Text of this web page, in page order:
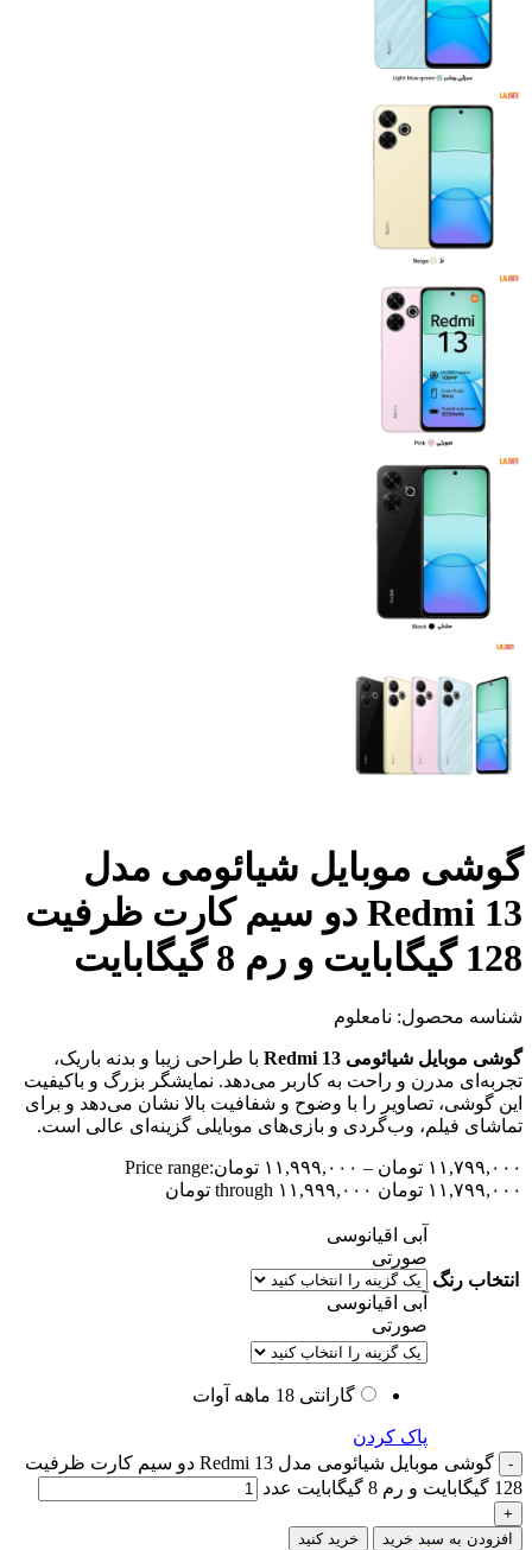
گوشی موبایل شیائومی مدل
Redmi 13 دو سیم کارت ظرفیت
128 گیگابایت و رم 8 گیگابایت
شناسه محصول: نامعلوم
گوشی موبایل شیائومی Redmi 13
با طراحی زیبا و بدنه باریک،
تجربه‌ای مدرن و راحت به کاربر می‌دهد. نمایشگر بزرگ و باکیفیت
این گوشی، تصاویر را با وضوح و شفافیت بالا نشان می‌دهد و برای
تماشای فیلم، وب‌گردی و بازی‌های موبایلی گزینه‌ای عالی است.
۱۱,۷۹۹,۰۰۰ تومان – ۱۱,۹۹۹,۰۰۰ تومانPrice range:
۱۱,۷۹۹,۰۰۰ تومان through ۱۱,۹۹۹,۰۰۰ تومان
انتخاب رنگ
آبی اقیانوسی
صورتی
آبی اقیانوسی
صورتی
گارانتی 18 ماهه آوات
پاک کردن
گوشی موبایل شیائومی مدل Redmi 13 دو سیم کارت ظرفیت
128 گیگابایت و رم 8 گیگابایت عدد
افزودن به سبد خرید خرید کنید